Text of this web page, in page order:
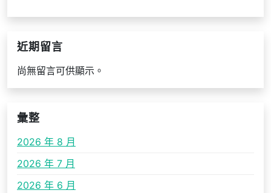
近期留言
尚無留言可供顯示。
彙整
2026 年 8 月
2026 年 7 月
2026 年 6 月